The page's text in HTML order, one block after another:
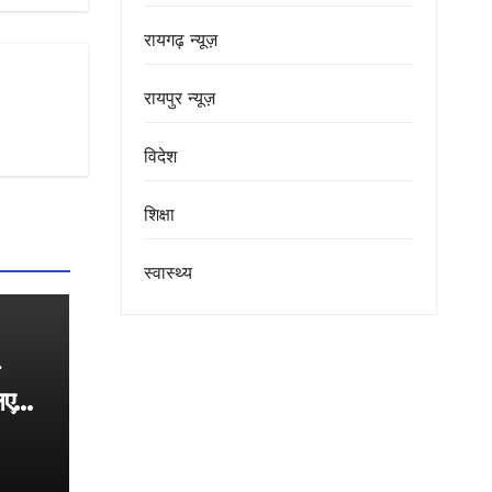
रायगढ़ न्यूज़
रायपुर न्यूज़
विदेश
शिक्षा
स्वास्थ्य